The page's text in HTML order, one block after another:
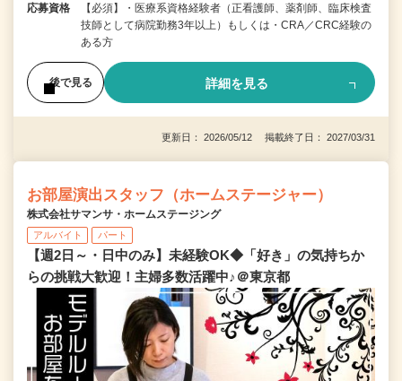
応募資格
【必須】・医療系資格経験者（正看護師、薬剤師、臨床検査
技師として病院勤務3年以上）もしくは・CRA／CRC経験の
ある方
後で見る 詳細を見る
更新日： 2026/05/12 掲載終了日： 2027/03/31
お部屋演出スタッフ（ホームステージャー）
株式会社サマンサ・ホームステージング
アルバイト パート
【週2日～・日中のみ】未経験OK◆「好き」の気持ちか
らの挑戦大歓迎！主婦多数活躍中♪＠東京都